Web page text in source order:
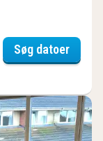
Søg datoerHotel